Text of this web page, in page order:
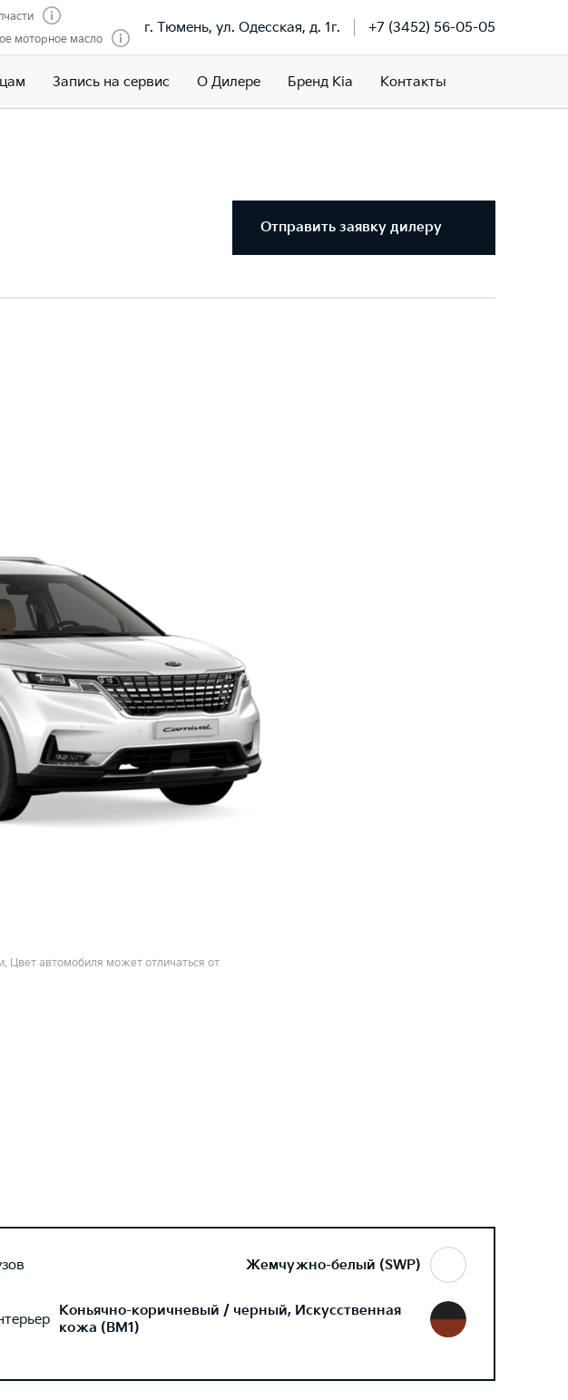
моторное масло
г. Тюмень, ул. Одесская, д. 1г. +7 (3452) 56-05-05
Запись на сервис О Дилере Бренд Kia Контакты
Отправить заявку дилеру
Цвет автомобиля может отличаться от
Жемчужно-белый (SWP)
Коньячно-коричневый / черный, Искусственная
кожа (BM1)